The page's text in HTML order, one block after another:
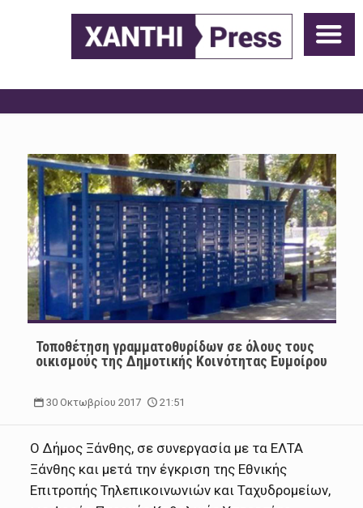
Τοποθέτηση γραμματοθυρίδων σε όλους τους
οικισμούς της Δημοτικής Κοινότητας Ευμοίρου
30 Οκτωβρίου 2017 21:51
Ο Δήμος Ξάνθης, σε συνεργασία με τα ΕΛΤΑ
Ξάνθης και μετά την έγκριση της Εθνικής
Επιτροπής Τηλεπικοινωνιών και Ταχυδρομείων,